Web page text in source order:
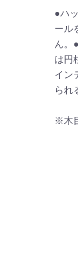
●ハ
ール
ん。
は円
イン
られ
※木